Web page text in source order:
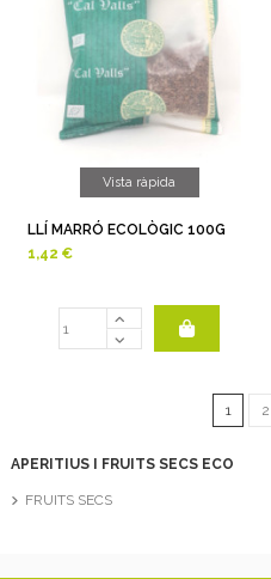
Vista ràpida
LLÍ MARRÓ ECOLÒGIC 100G
1,42 €
1 2
APERITIUS I FRUITS SECS ECO
FRUITS SECS